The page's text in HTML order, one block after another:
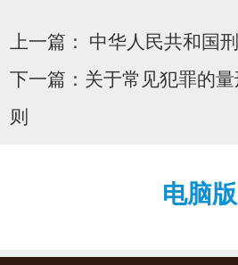
上一篇： 中华人民共和国
下一篇： 关于常见犯罪的
则
电脑版